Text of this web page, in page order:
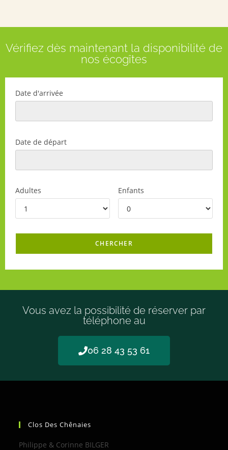
Vérifiez dès maintenant la disponibilité de
nos écogîtes
Date d'arrivée
Date de départ
Adultes Enfants
Vous avez la possibilité de réserver par
téléphone au
06 28 43 53 61
Clos Des Chênaies
Philippe & Corinne BILGER